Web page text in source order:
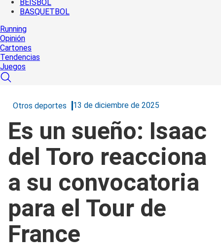
BEISBOL
BASQUETBOL
Running
Opinión
Cartones
Tendencias
Juegos
Otros deportes 13 de diciembre de 2025
Es un sueño: Isaac
del Toro reacciona
a su convocatoria
para el Tour de
France